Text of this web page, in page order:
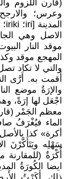
(قارن
وعرس؛
الاصل وهي
موقد النار
المهجع موقد
والتي لا تكاد
أَقمت به. أَرَّى
والإرَةُ موضع
اجْعَل لها إرَةً،
معظم الجَمْر
الماء فيُغْرَفُ
أكرة» كذا
سَهْلِه ويَتَأَكَّرْنَ
أُكْرَةٌ
ايضا الكُورَةُ